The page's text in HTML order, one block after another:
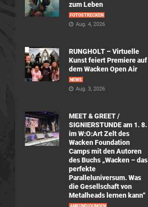
zum Leben
FOTOSTRECKEN
Aug. 4, 2026
RUNGHOLT – Virtuelle
Kunst feiert Premiere auf
dem Wacken Open Air
NEWS
Aug. 3, 2026
MEET & GREET /
SIGNIERSTUNDE am 1. 8.
im W:O:Art Zelt des
Wacken Foundation
Camps mit den Autoren
des Buchs „Wacken – das
perfekte
Paralleluniversum. Was
die Gesellschaft von
Metalheads lernen kann“
ANKÜNDIGUNGEN